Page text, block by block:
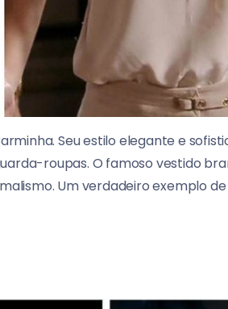
Seu estilo elegante e
roupas. O famoso vestido
Um verdadeiro exemplo